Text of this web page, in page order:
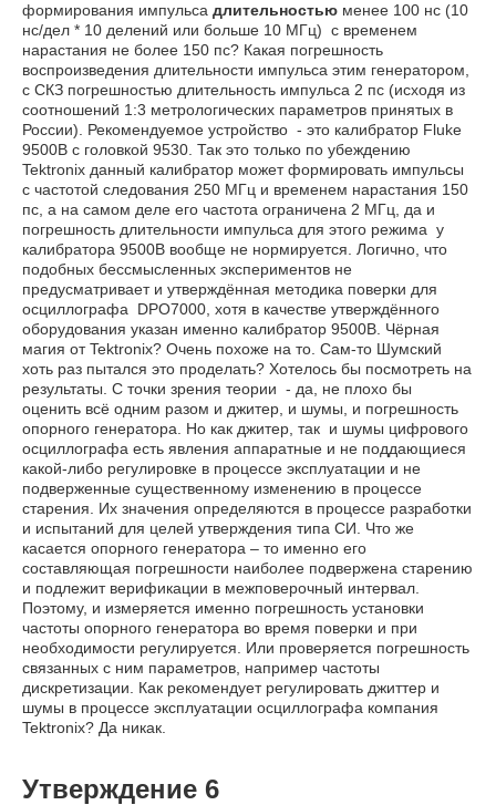
формирования импульса длительностью менее 100 нс (10
нс/дел * 10 делений или больше 10 МГц) с временем
нарастания не более 150 пс? Какая погрешность
воспроизведения длительности импульса этим генератором,
с СКЗ погрешностью длительность импульса 2 пс (исходя из
соотношений 1:3 метрологических параметров принятых в
России). Рекомендуемое устройство - это калибратор Fluke
9500B с головкой 9530. Так это только по убеждению
Tektronix данный калибратор может формировать импульсы
с частотой следования 250 МГц и временем нарастания 150
пс, а на самом деле его частота ограничена 2 МГц, да и
погрешность длительности импульса для этого режима у
калибратора 9500B вообще не нормируется. Логично, что
подобных бессмысленных экспериментов не
предусматривает и утверждённая методика поверки для
осциллографа DPO7000, хотя в качестве утверждённого
оборудования указан именно калибратор 9500B. Чёрная
магия от Tektronix? Очень похоже на то. Сам-то Шумский
хоть раз пытался это проделать? Хотелось бы посмотреть на
результаты. С точки зрения теории - да, не плохо бы
оценить всё одним разом и джитер, и шумы, и погрешность
опорного генератора. Но как джитер, так и шумы цифрового
осциллографа есть явления аппаратные и не поддающиеся
какой-либо регулировке в процессе эксплуатации и не
подверженные существенному изменению в процессе
старения. Их значения определяются в процессе разработки
и испытаний для целей утверждения типа СИ. Что же
касается опорного генератора – то именно его
составляющая погрешности наиболее подвержена старению
и подлежит верификации в межповерочный интервал.
Поэтому, и измеряется именно погрешность установки
частоты опорного генератора во время поверки и при
необходимости регулируется. Или проверяется погрешность
связанных с ним параметров, например частоты
дискретизации. Как рекомендует регулировать джиттер и
шумы в процессе эксплуатации осциллографа компания
Tektronix? Да никак.
Утверждение 6